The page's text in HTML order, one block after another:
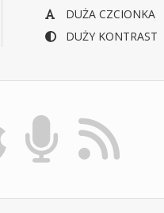
DUŻA CZCIONKA
DUŻY KONTRAST